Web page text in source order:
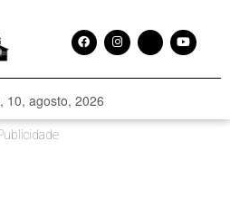
10, agosto, 2026